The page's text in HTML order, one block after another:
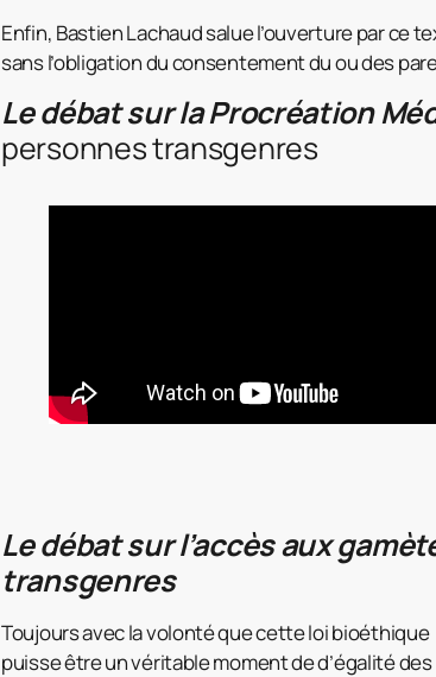
Enfin, Bastien Lachaud salue l’ouverture par ce
sans l’obligation du consentement du ou des
Le débat sur la Procréation
personnes transgenres
Le débat sur l’accès aux
transgenres
Toujours avec la volonté que cette loi bioéthique
puisse être un véritable moment de d’égalité des